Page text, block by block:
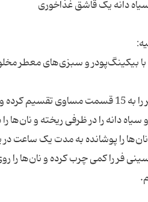
با بیکینگ‌پودر و سبزی‌های معطر